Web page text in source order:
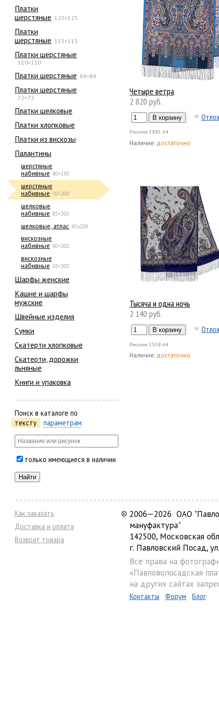
Платки
шерстяные 125×125
Платки
шерстяные 115×115
Платки шерстяные
110×110
Платки шерстяные 89×89
Платки шерстяные
72×72
Платки шелковые
Платки хлопковые
Платки из вискозы
Палантины
шерстяные
набивные 80×230
шерстяные
набивные 70×200
шелковые
набивные 85×200
шелковые, атлас 65х200
вискозные
набивные 80×200
вискозные
набивные 65×200
Шарфы женские
Кашне и шарфы
мужские
Швейные изделия
Сумки
Скатерти хлопковые
Скатерти, дорожки
льняные
Книги и упаковка
Поиск в каталоге по
тексту
параметрам
только имеющиеся в наличии
Четыре ветра
2 820 руб.
Рисунок 1881-64
Наличие: достаточно
Тысяча и одна ночь
2 140 руб.
Рисунок 1558-64
Наличие: достаточно
Как заказать
Доставка и оплата
Возврат товара
© 2006—2026 ОАО
мануфактура"
142500, Московская
г. Павловский Посад,
Все права на
«Павловопосадская
на других сайтах
Контакты Форум Блог